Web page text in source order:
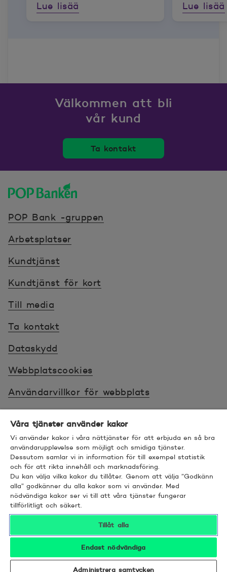
Lue lisää Lue lisää
Välkommen att bli
vår kund
Ta kontakt
POP Bank -gruppen
Arbetsplatser
Kundtjänst
Kundtjänst för kort
Till media
Ta kontakt
Dataskydd
Webbplatscookies
Användarvillkor för webbplats
Sköt ärenden tryggt
Tillgänglighet
Bra att veta
© 2026 POP Pankki, Hevosenkenkä 3, 02600
ESPOO
Våra tjänster använder kakor
Vi använder kakor i våra nättjänster för att erbjuda en så bra
användarupplevelse som möjligt och smidiga tjänster.
Dessutom samlar vi in information för till exempel statistik
och för att rikta innehåll och marknadsföring.
Du kan välja vilka kakor du tillåter. Genom att välja ”Godkänn
alla” godkänner du alla kakor som vi använder. Med
nödvändiga kakor ser vi till att våra tjänster fungerar
tillförlitligt och säkert.
Tillåt alla
Endast nödvändiga
Administrera samtycken